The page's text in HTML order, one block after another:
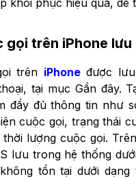
gọi trên iPhone lưu
trên iPhoneđược lưu
tại mục Gần đây.
đầy đủ thông tin như
cuộc gọi, trạng thái
lượng cuộc gọi.
lưu trong hệ thống
tồn tại dưới dạng